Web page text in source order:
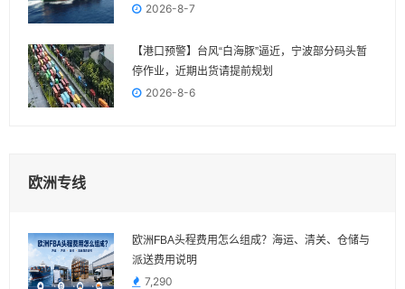
2026-8-7
【港口预警】台风“白海豚”逼近，宁波部分码头暂
停作业，近期出货请提前规划
2026-8-6
欧洲专线
欧洲FBA头程费用怎么组成？海运、清关、仓储与
派送费用说明
7,290